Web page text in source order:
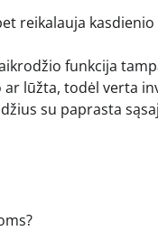
reikalauja
funkcija
lūžta, todėl verta
su paprasta